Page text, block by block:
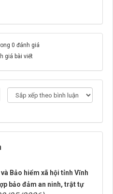
0 đánh giá
giá bài viết
Bảo hiểm xã hội tỉnh Vĩnh
bảo đảm an ninh, trật tự